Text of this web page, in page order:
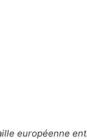
européenne